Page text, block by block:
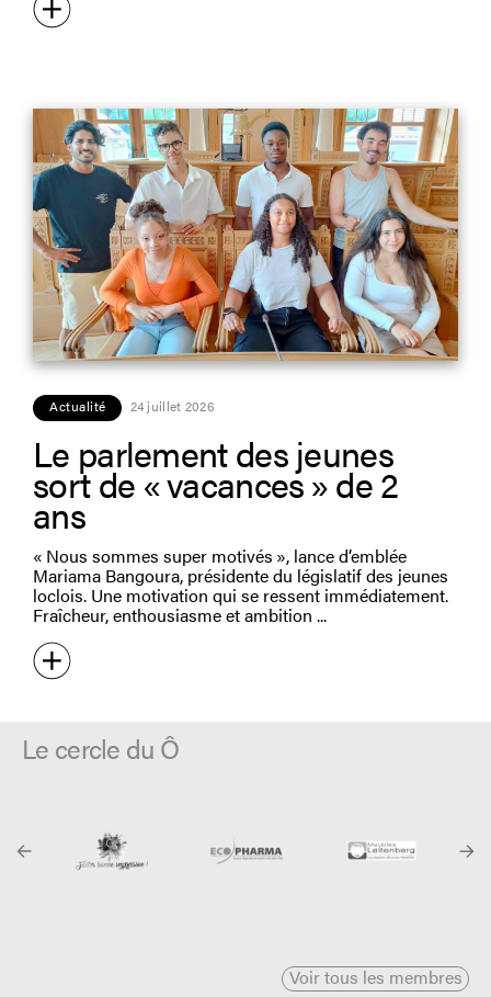
Actualité 24 juillet 2026
Le parlement des jeunes
sort de « vacances » de 2
ans
« Nous sommes super motivés », lance d’emblée
Mariama Bangoura, présidente du législatif des jeunes
loclois. Une motivation qui se ressent immédiatement.
Fraîcheur, enthousiasme et ambition
Le cercle du Ô
Voir tous les membres